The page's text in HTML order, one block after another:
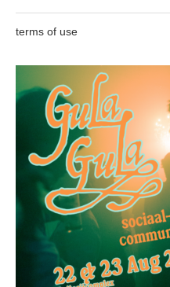
terms of use